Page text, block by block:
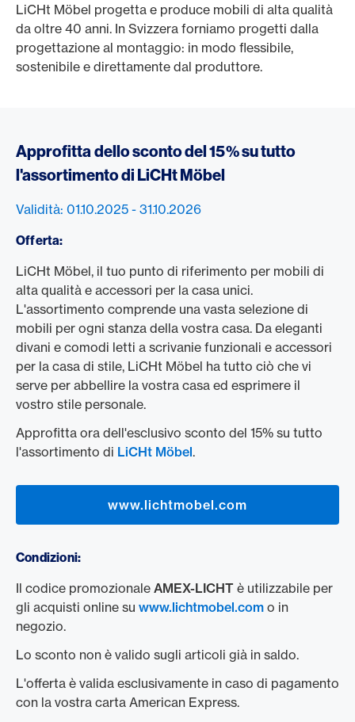
LiCHt Möbel progetta e produce mobili di alta qualità
da oltre 40 anni. In Svizzera forniamo progetti dalla
progettazione al montaggio: in modo flessibile,
sostenibile e direttamente dal produttore.
Approfitta dello sconto del 15% su tutto
l'assortimento di LiCHt Möbel
Validità: 01.10.2025 - 31.10.2026
Offerta:
LiCHt Möbel, il tuo punto di riferimento per mobili di
alta qualità e accessori per la casa unici.
L'assortimento comprende una vasta selezione di
mobili per ogni stanza della vostra casa. Da eleganti
divani e comodi letti a scrivanie funzionali e accessori
per la casa di stile, LiCHt Möbel ha tutto ciò che vi
serve per abbellire la vostra casa ed esprimere il
vostro stile personale.
Approfitta ora dell'esclusivo sconto del 15% su tutto
l'assortimento di LiCHt Möbel.
www.lichtmobel.com
Condizioni:
Il codice promozionale AMEX-LICHT è utilizzabile per
gli acquisti online su www.lichtmobel.com o in
negozio.
Lo sconto non è valido sugli articoli già in saldo.
L'offerta è valida esclusivamente in caso di pagamento
con la vostra carta American Express.